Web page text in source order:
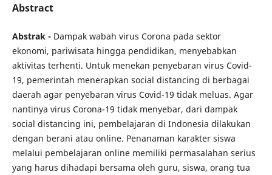
Abstract
Abstrak -Dampak wabah virus Corona pada sektor
ekonomi, pariwisata hingga pendidikan, menyebabkan
aktivitas terhenti. Untuk menekan penyebaran virus Covid-
19, pemerintah menerapkan social distancing di berbagai
daerah agar penyebaran virus Covid-19 tidak meluas. Agar
nantinya virus Corona-19 tidak menyebar, dari dampak
social distancing ini, pembelajaran di Indonesia dilakukan
dengan berani atau online. Penanaman karakter siswa
melalui pembelajaran online memiliki permasalahan serius
yang harus dihadapi bersama oleh guru, siswa, orang tua